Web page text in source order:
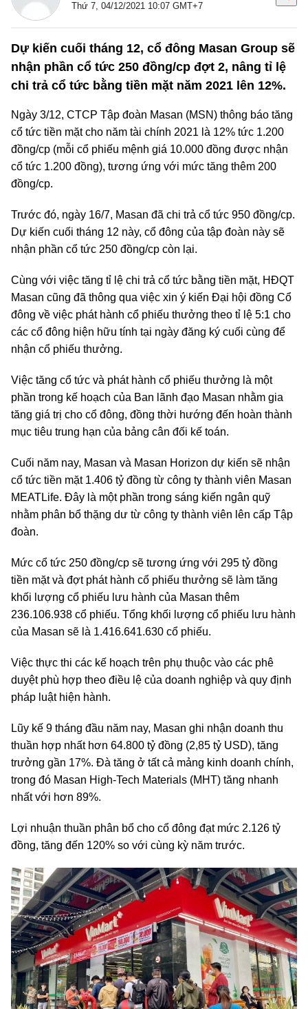
Thứ 7, 04/12/2021 10:07 GMT+7
Dự kiến cuối tháng 12, cổ đông Masan Group sẽ
nhận phần cổ tức 250 đồng/cp đợt 2, nâng tỉ lệ
chi trả cổ tức bằng tiền mặt năm 2021 lên 12%.
Ngày 3/12, CTCP Tập đoàn Masan (MSN) thông báo tăng
cổ tức tiền mặt cho năm tài chính 2021 là 12% tức 1.200
đồng/cp (mỗi cổ phiếu mệnh giá 10.000 đồng được nhận
cổ tức 1.200 đồng), tương ứng với mức tăng thêm 200
đồng/cp.
Trước đó, ngày 16/7, Masan đã chi trả cổ tức 950 đồng/cp.
Dự kiến cuối tháng 12 này, cổ đông của tập đoàn này sẽ
nhận phần cổ tức 250 đồng/cp còn lại.
Cùng với việc tăng tỉ lệ chi trả cổ tức bằng tiền mặt, HĐQT
Masan cũng đã thông qua việc xin ý kiến Đại hội đồng Cổ
đông về việc phát hành cổ phiếu thưởng theo tỉ lệ 5:1 cho
các cổ đông hiện hữu tính tại ngày đăng ký cuối cùng để
nhận cổ phiếu thưởng.
Việc tăng cổ tức và phát hành cổ phiếu thưởng là một
phần trong kế hoạch của Ban lãnh đạo Masan nhằm gia
tăng giá trị cho cổ đông, đồng thời hướng đến hoàn thành
mục tiêu trung hạn của bảng cân đối kế toán.
Cuối năm nay, Masan và Masan Horizon dự kiến sẽ nhận
cổ tức tiền mặt 1.406 tỷ đồng từ công ty thành viên Masan
MEATLife. Đây là một phần trong sáng kiến ngân quỹ
nhằm phân bổ thặng dư từ công ty thành viên lên cấp Tập
đoàn.
Mức cổ tức 250 đồng/cp sẽ tương ứng với 295 tỷ đồng
tiền mặt và đợt phát hành cổ phiếu thưởng sẽ làm tăng
khối lượng cổ phiếu lưu hành của Masan thêm
236.106.938 cổ phiếu. Tổng khối lượng cổ phiếu lưu hành
của Masan sẽ là 1.416.641.630 cổ phiếu.
Việc thực thi các kế hoạch trên phụ thuộc vào các phê
duyệt phù hợp theo điều lệ của doanh nghiệp và quy định
pháp luật hiện hành.
Lũy kế 9 tháng đầu năm nay, Masan ghi nhận doanh thu
thuần hợp nhất hơn 64.800 tỷ đồng (2,85 tỷ USD), tăng
trưởng gần 17%. Đà tăng ở tất cả mảng kinh doanh chính,
trong đó Masan High-Tech Materials (MHT) tăng nhanh
nhất với hơn 89%.
Lợi nhuận thuần phân bổ cho cổ đông đạt mức 2.126 tỷ
đồng, tăng đến 120% so với cùng kỳ năm trước.